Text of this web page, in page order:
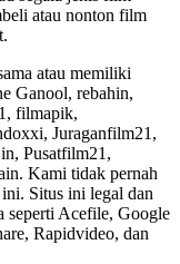
atau nonton film
atau memiliki
Ganool, rebahin,
filmapik,
Juraganfilm21,
Pusatfilm21,
Kami tidak pernah
Situs ini legal dan
seperti Acefile, Google
Rapidvideo, dan